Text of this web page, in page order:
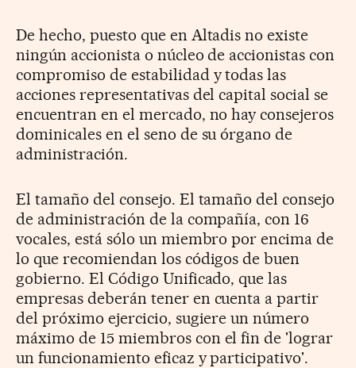
De hecho, puesto que en Altadis no existe
ningún accionista o núcleo de accionistas con
compromiso de estabilidad y todas las
acciones representativas del capital social se
encuentran en el mercado, no hay consejeros
dominicales en el seno de su órgano de
administración.
El tamaño del consejo. El tamaño del consejo
de administración de la compañía, con 16
vocales, está sólo un miembro por encima de
lo que recomiendan los códigos de buen
gobierno. El Código Unificado, que las
empresas deberán tener en cuenta a partir
del próximo ejercicio, sugiere un número
máximo de 15 miembros con el fin de 'lograr
un funcionamiento eficaz y participativo'.